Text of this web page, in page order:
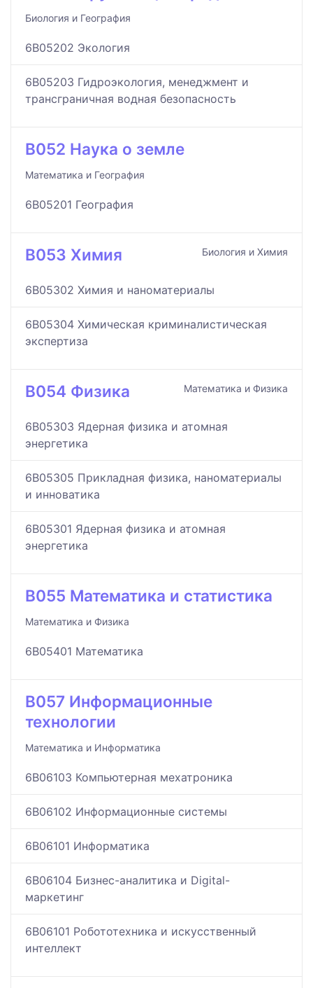
Биология и География
6B05202 Экология
6B05203 Гидроэкология, менеджмент и
трансграничная водная безопасность
B052 Наука о земле
Математика и География
6B05201 География
B053 Химия Биология и Химия
6B05302 Химия и наноматериалы
6B05304 Химическая криминалистическая
экспертиза
B054 Физика Математика и Физика
6B05303 Ядерная физика и атомная
энергетика
6B05305 Прикладная физика, наноматериалы
и инноватика
6B05301 Ядерная физика и атомная
энергетика
B055 Математика и статистика
Математика и Физика
6B05401 Математика
B057 Информационные
технологии
Математика и Информатика
6B06103 Компьютерная мехатроника
6B06102 Информационные системы
6B06101 Информатика
6B06104 Бизнес-аналитика и Digital-
маркетинг
6B06101 Робототехника и искусственный
интеллект